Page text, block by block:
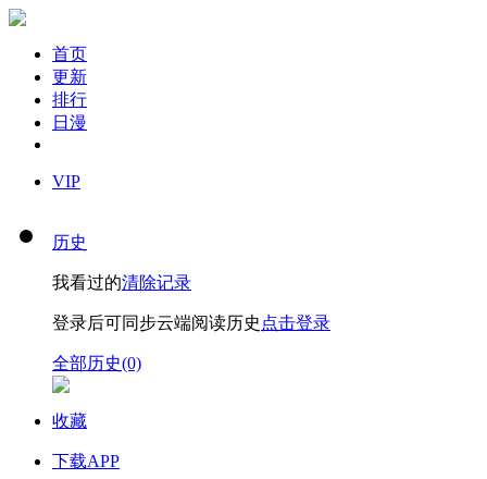
首页
更新
排行
日漫
VIP
历史
我看过的清除记录
登录后可同步云端阅读历史 点击登录
全部历史(0)
收藏
下载APP